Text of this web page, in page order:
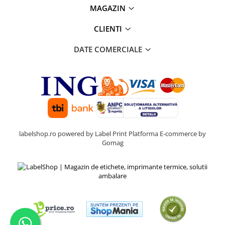
MAGAZIN
CLIENTI
DATE COMERCIALE
labelshop.ro powered by Label Print Platforma E-commerce by
Gomag